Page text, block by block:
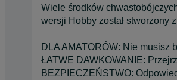
Wiele środków
wersji Hobby został stworzony
DLA AMATORÓW: Nie musisz
ŁATWE DAWKOWANIE:
BEZPIECZEŃSTWO: